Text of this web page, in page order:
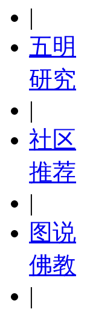
|
五明
研究
|
社区
推荐
|
图说
佛教
|